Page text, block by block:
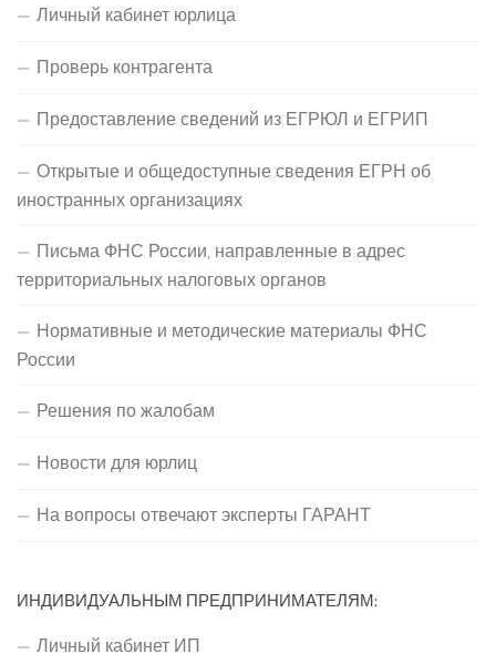
Личный кабинет юрлица
Проверь контрагента
Предоставление сведений из ЕГРЮЛ и ЕГРИП
Открытые и общедоступные сведения ЕГРН об
иностранных организациях
Письма ФНС России, направленные в адрес
территориальных налоговых органов
Нормативные и методические материалы ФНС
России
Решения по жалобам
Новости для юрлиц
На вопросы отвечают эксперты ГАРАНТ
ИНДИВИДУАЛЬНЫМ ПРЕДПРИНИМАТЕЛЯМ:
Личный кабинет ИП